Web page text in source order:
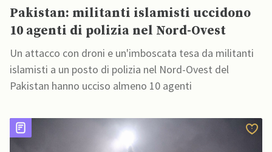
Pakistan: militanti islamisti uccidono
10 agenti di polizia nel Nord-Ovest
Un attacco con droni e un'imboscata tesa da militanti
islamisti a un posto di polizia nel Nord-Ovest del
Pakistan hanno ucciso almeno 10 agenti